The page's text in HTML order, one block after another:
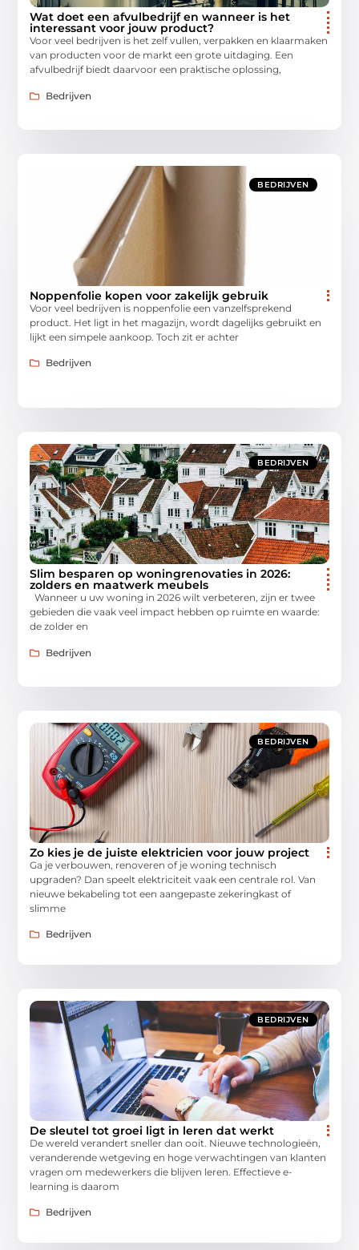
Wat doet een afvulbedrijf en wanneer is het
interessant voor jouw product?
Voor veel bedrijven is het zelf vullen, verpakken en klaarmaken
van producten voor de markt een grote uitdaging. Een
afvulbedrijf biedt daarvoor een praktische oplossing,
Bedrijven
BEDRIJVEN
Noppenfolie kopen voor zakelijk gebruik
Voor veel bedrijven is noppenfolie een vanzelfsprekend
product. Het ligt in het magazijn, wordt dagelijks gebruikt en
lijkt een simpele aankoop. Toch zit er achter
Bedrijven
BEDRIJVEN
Slim besparen op woningrenovaties in 2026:
zolders en maatwerk meubels
Wanneer u uw woning in 2026 wilt verbeteren, zijn er twee
gebieden die vaak veel impact hebben op ruimte en waarde:
de zolder en
Bedrijven
BEDRIJVEN
Zo kies je de juiste elektricien voor jouw project
Ga je verbouwen, renoveren of je woning technisch
upgraden? Dan speelt elektriciteit vaak een centrale rol. Van
nieuwe bekabeling tot een aangepaste zekeringkast of
slimme
Bedrijven
BEDRIJVEN
De sleutel tot groei ligt in leren dat werkt
De wereld verandert sneller dan ooit. Nieuwe technologieën,
veranderende wetgeving en hoge verwachtingen van klanten
vragen om medewerkers die blijven leren. Effectieve e-
learning is daarom
Bedrijven